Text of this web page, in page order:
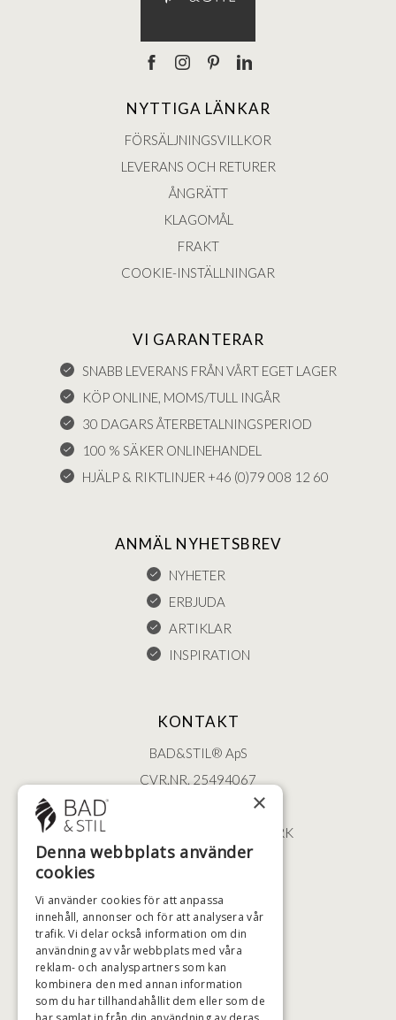
NYTTIGA LÄNKAR
FÖRSÄLJNINGSVILLKOR
LEVERANS OCH RETURER
ÅNGRÄTT
KLAGOMÅL
FRAKT
COOKIE-INSTÄLLNINGAR
VI GARANTERAR
SNABB LEVERANS FRÅN VÅRT EGET LAGER
KÖP ONLINE, MOMS/TULL INGÅR
30 DAGARS ÅTERBETALNINGSPERIOD
100 % SÄKER ONLINEHANDEL
HJÄLP & RIKTLINJER +46 (0)79 008 12 60
ANMÄL NYHETSBREV
NYHETER
ERBJUDA
ARTIKLAR
INSPIRATION
KONTAKT
BAD&STIL® ApS
CVR.NR. 25494067
ØSTERBROGADE 202
2100 KØBENHAVN • DANMARK
+46 (0)79 008 12 60
HÖGSTA KREDITVÄRDIGHET
×
Denna webbplats använder
cookies
Vi använder cookies för att anpassa
innehåll, annonser och för att analysera vår
trafik. Vi delar också information om din
användning av vår webbplats med våra
reklam- och analyspartners som kan
kombinera den med annan information
som du har tillhandahållit dem eller som de